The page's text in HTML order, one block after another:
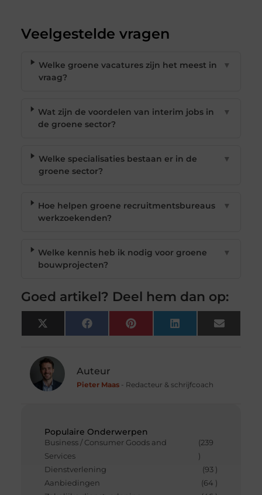
Populaire Onderwerpen
Business / Consumer Goods and
Services
(239
)
Dienstverlening
(93 )
Aanbiedingen
(64 )
Veelgestelde vragen
Welke groene vacatures zijn het meest in
vraag?
▼
Wat zijn de voordelen van interim jobs in
de groene sector?
▼
Welke specialisaties bestaan er in de
groene sector?
▼
Hoe helpen groene recruitmentsbureaus
werkzoekenden?
▼
Welke kennis heb ik nodig voor groene
bouwprojecten?
▼
Goed artikel? Deel hem dan op:
X
(Twitter)
FacebookPinterest LinkedIn Email
Auteur
Pieter Maas- Redacteur & schrijfcoach